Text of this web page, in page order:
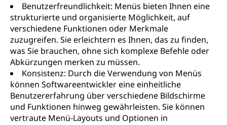
Benutzerfreundlichkeit: Menüs bieten Ihnen eine
strukturierte und organisierte Möglichkeit, auf
verschiedene Funktionen oder Merkmale
zuzugreifen. Sie erleichtern es Ihnen, das zu finden,
was Sie brauchen, ohne sich komplexe Befehle oder
Abkürzungen merken zu müssen.
Konsistenz: Durch die Verwendung von Menüs
können Softwareentwickler eine einheitliche
Benutzererfahrung über verschiedene Bildschirme
und Funktionen hinweg gewährleisten. Sie können
vertraute Menü-Layouts und Optionen in